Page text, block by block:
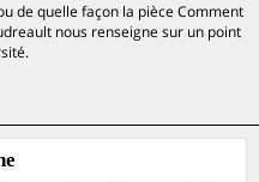
de quelle façon la pièce Comment
nous renseigne sur un point